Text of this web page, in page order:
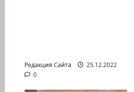
Редакция Сайта
25.12.2022
0